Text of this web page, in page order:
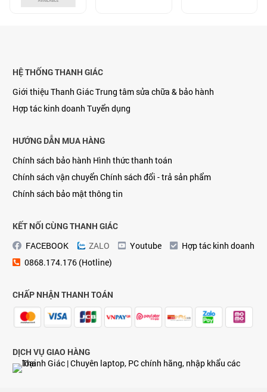
HỆ THỐNG THANH GIÁC
Giới thiệu Thanh GiácTrung tâm sửa chữa & bảo hành
Hợp tác kinh doanh Tuyển dụng
HƯỚNG DẪN MUA HÀNG
Chính sách bảo hành Hình thức thanh toán
Chính sách vận chuyển Chính sách đổi - trả sản phẩm
Chính sách bảo mật thông tin
KẾT NỐI CÙNG THANH GIÁC
FACEBOOK
ZALO Youtube
Hợp tác kinh doanh
0868.174.176 (Hotline)
CHẤP NHẬN THANH TOÁN
DỊCH VỤ GIAO HÀNG